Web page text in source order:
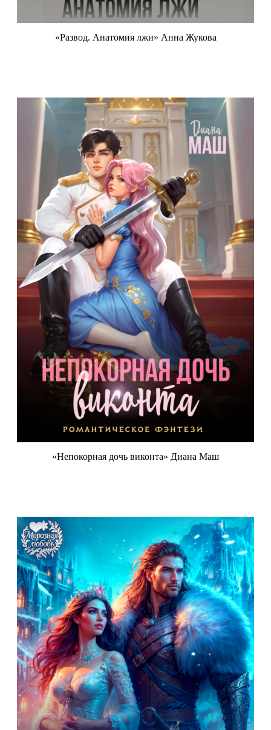
«Развод. Анатомия лжи» Анна Жукова
«Непокорная дочь виконта» Диана Маш